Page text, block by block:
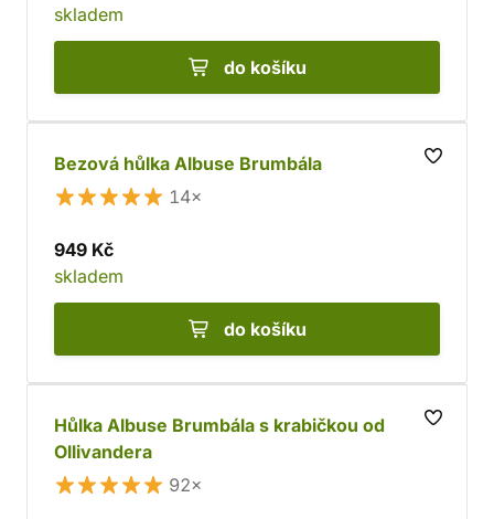
skladem
do košíku
Bezová hůlka Albuse Brumbála
14×
949 Kč
skladem
do košíku
Hůlka Albuse Brumbála s krabičkou od
Ollivandera
92×